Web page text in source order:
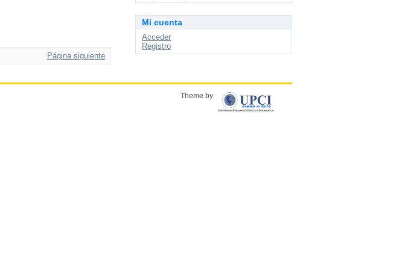
Página siguiente
Mi cuenta
Acceder
Registro
Theme by